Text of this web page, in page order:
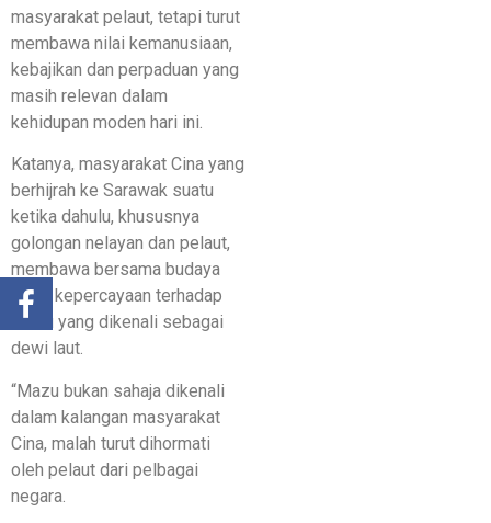
masyarakat pelaut, tetapi turut
membawa nilai kemanusiaan,
kebajikan dan perpaduan yang
masih relevan dalam
kehidupan moden hari ini.
Katanya, masyarakat Cina yang
berhijrah ke Sarawak suatu
ketika dahulu, khususnya
golongan nelayan dan pelaut,
membawa bersama budaya
serta kepercayaan terhadap
Mazu yang dikenali sebagai
dewi laut.
“Mazu bukan sahaja dikenali
dalam kalangan masyarakat
Cina, malah turut dihormati
oleh pelaut dari pelbagai
negara.